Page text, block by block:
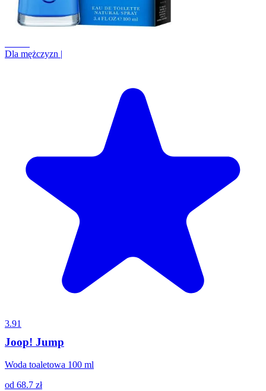
Dla mężczyzn |
3.91
Joop! Jump
Woda toaletowa 100 ml
od 68.7 zł